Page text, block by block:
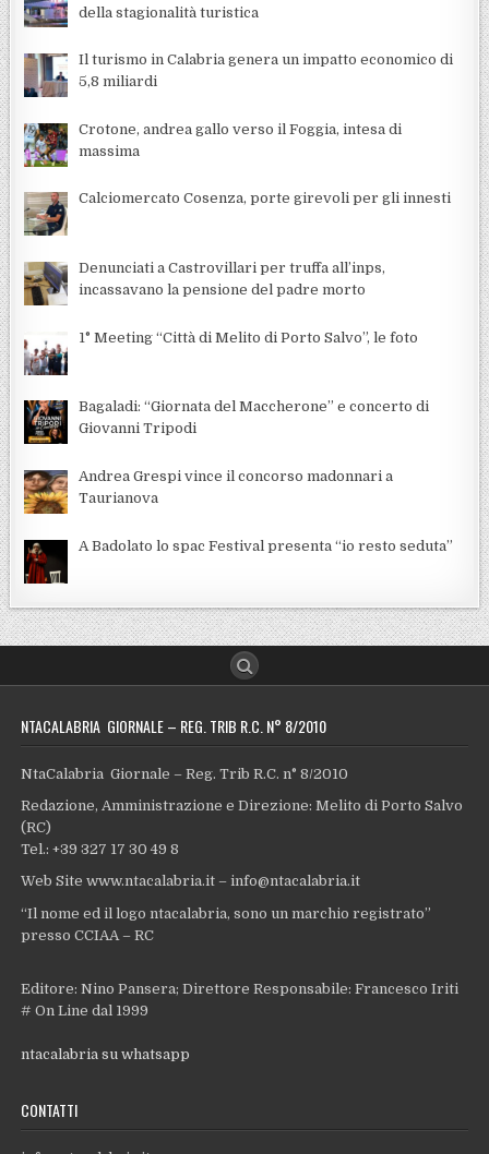
della stagionalità turistica
Il turismo in Calabria genera un impatto economico di
5,8 miliardi
Crotone, andrea gallo verso il Foggia, intesa di
massima
Calciomercato Cosenza, porte girevoli per gli innesti
Denunciati a Castrovillari per truffa all’inps,
incassavano la pensione del padre morto
1° Meeting “Città di Melito di Porto Salvo”, le foto
Bagaladi: “Giornata del Maccherone” e concerto di
Giovanni Tripodi
Andrea Grespi vince il concorso madonnari a
Taurianova
A Badolato lo spac Festival presenta “io resto seduta”
NTACALABRIA GIORNALE – REG. TRIB R.C. N° 8/2010
NtaCalabria Giornale – Reg. Trib R.C. n° 8/2010
Redazione, Amministrazione e Direzione: Melito di Porto Salvo
(RC)
Tel.: +39 327 17 30 49 8
Web Site www.ntacalabria.it – info@ntacalabria.it
“Il nome ed il logo ntacalabria, sono un marchio registrato”
presso CCIAA – RC
Editore: Nino Pansera; Direttore Responsabile: Francesco Iriti
# On Line dal 1999
ntacalabria su whatsapp
CONTATTI